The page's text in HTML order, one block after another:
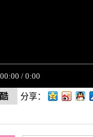
分享：